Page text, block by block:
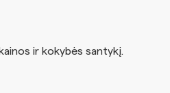
ir kokybės santykį.